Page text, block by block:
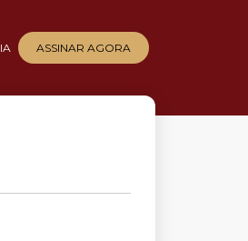
ASSINAR AGORA